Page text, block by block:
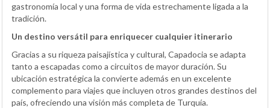
gastronomía local y una forma de vida estrechamente ligada a la
tradición.
Un destino versátil para enriquecer cualquier itinerario
Gracias a su riqueza paisajística y cultural, Capadocia se adapta
tanto a escapadas como a circuitos de mayor duración. Su
ubicación estratégica la convierte además en un excelente
complemento para viajes que incluyen otros grandes destinos del
país, ofreciendo una visión más completa de Turquía.